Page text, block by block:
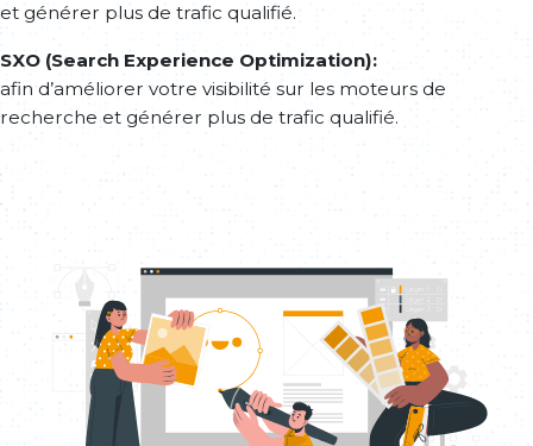
Mise en ligne et suivi des KPIs
Une fois le site en ligne, nous effectuons un suivi précis des
KPIs (indicateurs de performance) afin d’ajuster les
stratégies et garantir un impact maximal. Cette phase
améliorer son efficacité et son retour sur investissement.
et générer plus de trafic qualifié.
SXO (Search Experience Optimization):
afin d’améliorer votre visibilité sur les moteurs de
recherche et générer plus de trafic qualifié.